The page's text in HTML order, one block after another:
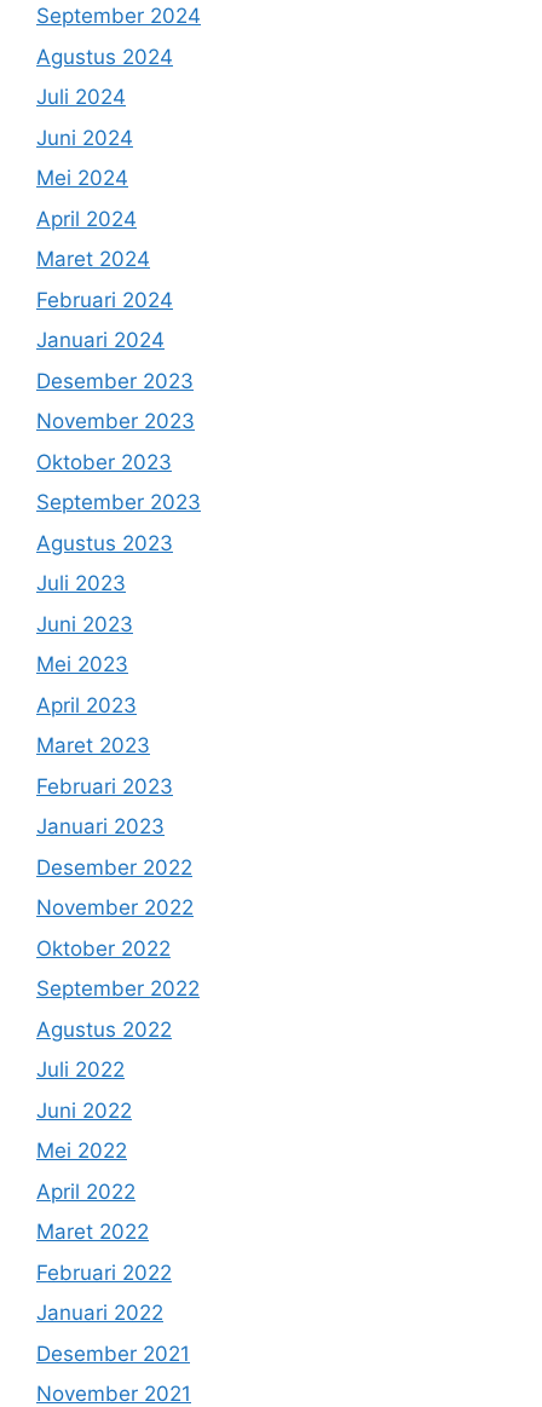
September 2024
Agustus 2024
Juli 2024
Juni 2024
Mei 2024
April 2024
Maret 2024
Februari 2024
Januari 2024
Desember 2023
November 2023
Oktober 2023
September 2023
Agustus 2023
Juli 2023
Juni 2023
Mei 2023
April 2023
Maret 2023
Februari 2023
Januari 2023
Desember 2022
November 2022
Oktober 2022
September 2022
Agustus 2022
Juli 2022
Juni 2022
Mei 2022
April 2022
Maret 2022
Februari 2022
Januari 2022
Desember 2021
November 2021